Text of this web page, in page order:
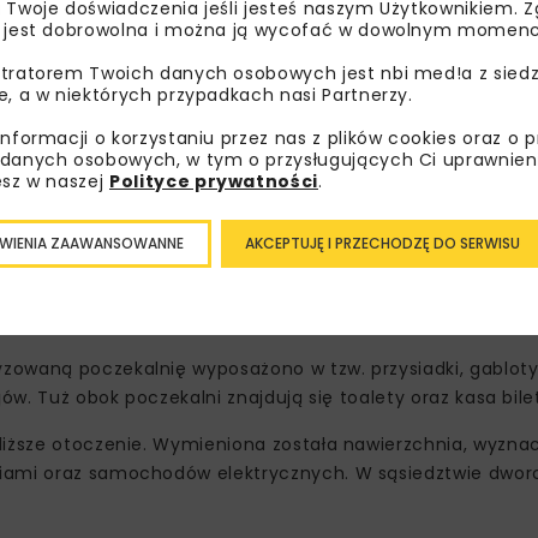
przeszedł również niewielki, bo mierzący zaledwie 75
zyskała współczesny wygląd. Stolarka okienna i
jasna cegła klinkierowa. Budynek zyskał również
poczekalnię wyposażono w tzw. przysiadki, gabloty
Tuż obok poczekalni znajdują się toalety oraz kasa
otoczenie. Wymieniona została nawierzchnia,
oraz samochodów elektrycznych. W sąsiedztwie
doświadczenia jeśli jesteś naszym Użytkownikiem.
dobrowolna i można ją wycofać w dowolnym
Twoich danych osobowych jest nbi med!a z
a w niektórych przypadkach nasi Partnerzy.
o korzystaniu przez nas z plików cookies oraz o
osobowych, w tym o przysługujących Ci
w naszej Polityce prywatności.
AKCEPTUJĘ I PRZECHODZĘ DO SERWISU
ZAAWANSOWANNE